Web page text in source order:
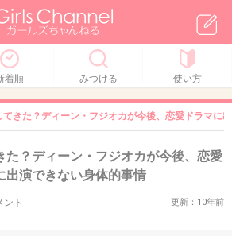
着順 みつける 使い方
てきた？ディーン・フジオカが今後、恋愛ドラマに
た？ディーン・フジオカが今後、恋愛
出演できない身体的事情
ント 更新：10年前